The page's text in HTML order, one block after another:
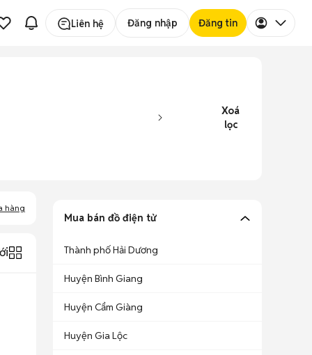
Liên hệ Đăng nhập Đăng tin
Xoá
lọc
hàng
Mua bán đồ điện tử
Thành phố Hải Dương
Huyện Bình Giang
Huyện Cẩm Giàng
Huyện Gia Lộc